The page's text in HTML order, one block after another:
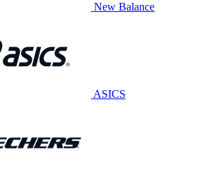
New Balance
ASICS